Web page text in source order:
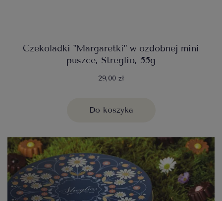
Czekoladki "Margaretki" w ozdobnej mini
puszce, Streglio, 55g
29,00 zł
Do koszyka